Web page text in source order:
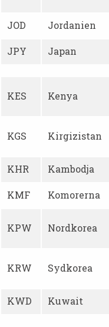
JOD Jordanien
JPY Japan
KES Kenya
KGS Kirgizistan
KHR Kambodja
KMF Komorerna
KPW Nordkorea
KRW Sydkorea
KWD Kuwait